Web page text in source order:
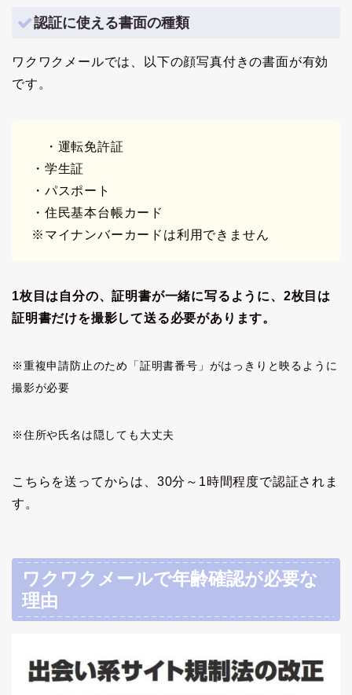
認証に使える書面の種類
ワクワクメールでは、以下の顔写真付きの書面が有効
です。
・運転免許証
・学生証
・パスポート
・住民基本台帳カード
※マイナンバーカードは利用できません
1枚目は自分の、証明書が一緒に写るように、2枚目は
証明書だけを撮影して送る必要があります。
※重複申請防止のため「証明書番号」がはっきりと映るように
撮影が必要
※住所や氏名は隠しても大丈夫
こちらを送ってからは、30分～1時間程度で認証されま
す。
ワクワクメールで年齢確認が必要な
理由